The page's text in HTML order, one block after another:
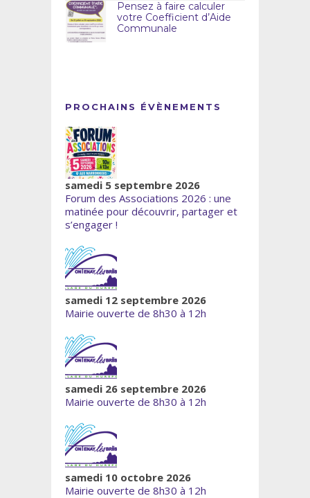
Pensez à faire calculer
votre Coefficient d’Aide
Communale
PROCHAINS ÉVÈNEMENTS
samedi 5 septembre 2026
Forum des Associations 2026 : une
matinée pour découvrir, partager et
s’engager !
samedi 12 septembre 2026
Mairie ouverte de 8h30 à 12h
samedi 26 septembre 2026
Mairie ouverte de 8h30 à 12h
samedi 10 octobre 2026
Mairie ouverte de 8h30 à 12h